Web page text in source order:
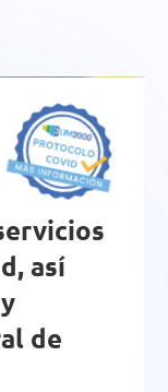
así
de